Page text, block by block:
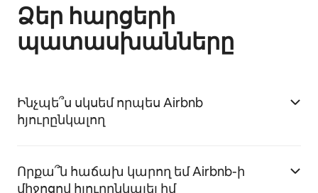
Ձեր հարցերի
պատասխանները
Ինչպե՞ս սկսեմ որպես Airbnb
հյուրընկալող
Որքա՞ն հաճախ կարող եմ Airbnb-ի
միջոցով հյուրընկալել իմ